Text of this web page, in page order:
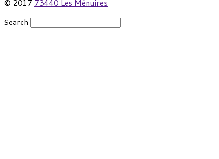
© 2017 73440 Les Ménuires
Search